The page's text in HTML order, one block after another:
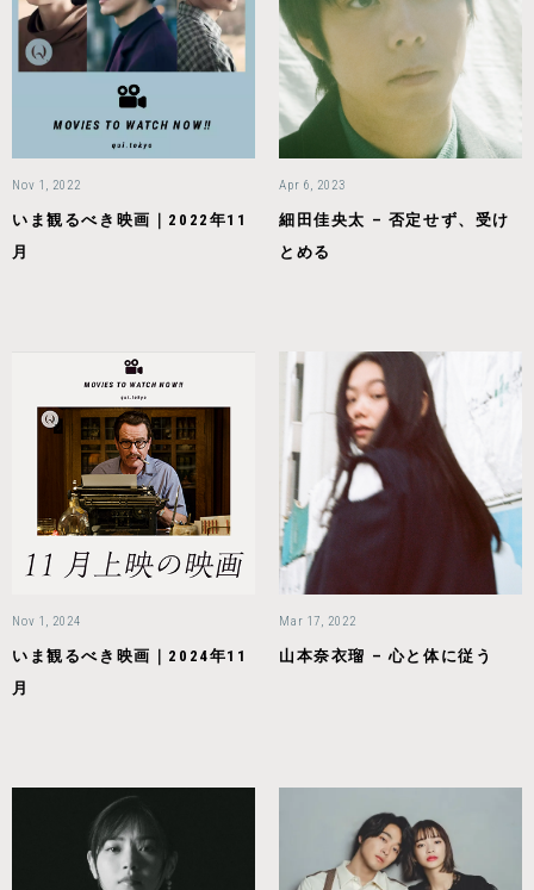
Nov 1, 2022
いま観るべき映画｜2022年11
月
Apr 6, 2023
細田佳央太 – 否定せず、受け
とめる
Nov 1, 2024
いま観るべき映画｜2024年11
月
Mar 17, 2022
山本奈衣瑠 – 心と体に従う